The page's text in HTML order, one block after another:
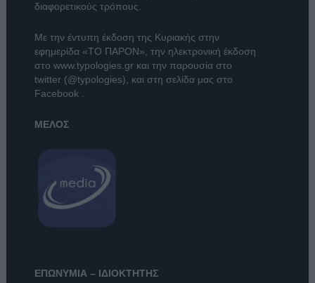
διαφορετικούς τρόπους.
Με την έντυπη έκδοση της Κυριακής στην
εφημερίδα «ΤΟ ΠΑΡΟΝ», την ηλεκτρονική έκδοση
στο www.typologies.grκαι την παρουσία στο
twitter (@typologies), και στη σελίδα μας στο
Facebook .
ΜΕΛΟΣ
ΕΠΩΝΥΜΙΑ – ΙΔΙΟΚΤΗΤΗΣ